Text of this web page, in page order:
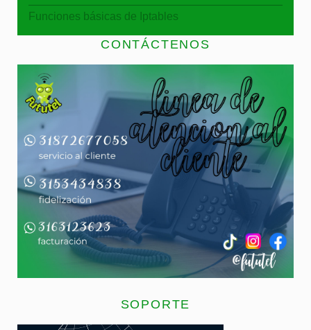
Funciones básicas de Iptables
CONTÁCTENOS
SOPORTE